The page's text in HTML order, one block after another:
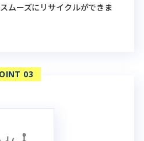
ムーズにリサイクルができま